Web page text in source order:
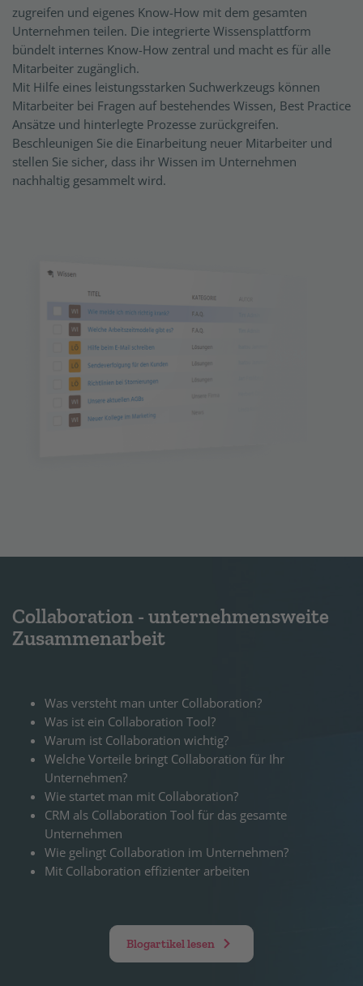
zugreifen und eigenes Know-How mit dem gesamten
Unternehmen teilen. Die integrierte Wissensplattform
bündelt internes Know-How zentral und macht es für alle
Mitarbeiter zugänglich.
Mit Hilfe eines leistungsstarken Suchwerkzeugs können
Mitarbeiter bei Fragen auf bestehendes Wissen, Best Practice
Ansätze und hinterlegte Prozesse zurückgreifen.
Beschleunigen Sie die Einarbeitung neuer Mitarbeiter und
stellen Sie sicher, dass ihr Wissen im Unternehmen
nachhaltig gesammelt wird.
Collaboration - unternehmensweite
Zusammenarbeit
Was versteht man unter Collaboration?
Was ist ein Collaboration Tool?
Warum ist Collaboration wichtig?
Welche Vorteile bringt Collaboration für Ihr
Unternehmen?
Wie startet man mit Collaboration?
CRM als Collaboration Tool für das gesamte
Unternehmen
Wie gelingt Collaboration im Unternehmen?
Mit Collaboration effizienter arbeiten
Blogartikel lesen